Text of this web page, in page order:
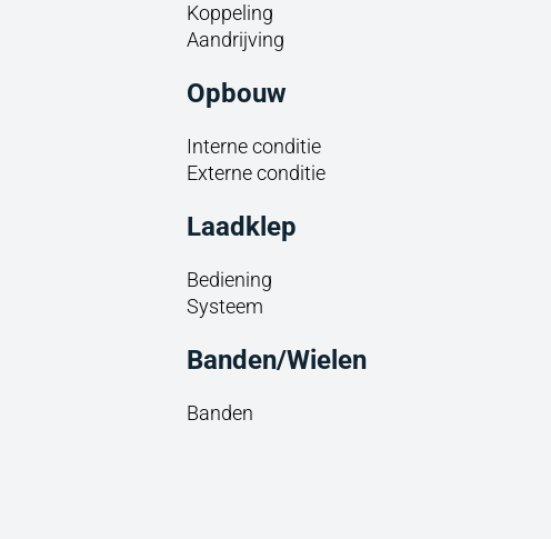
Koppeling
Aandrijving
Opbouw
Interne conditie
Externe conditie
Laadklep
Bediening
Systeem
Banden/Wielen
Banden